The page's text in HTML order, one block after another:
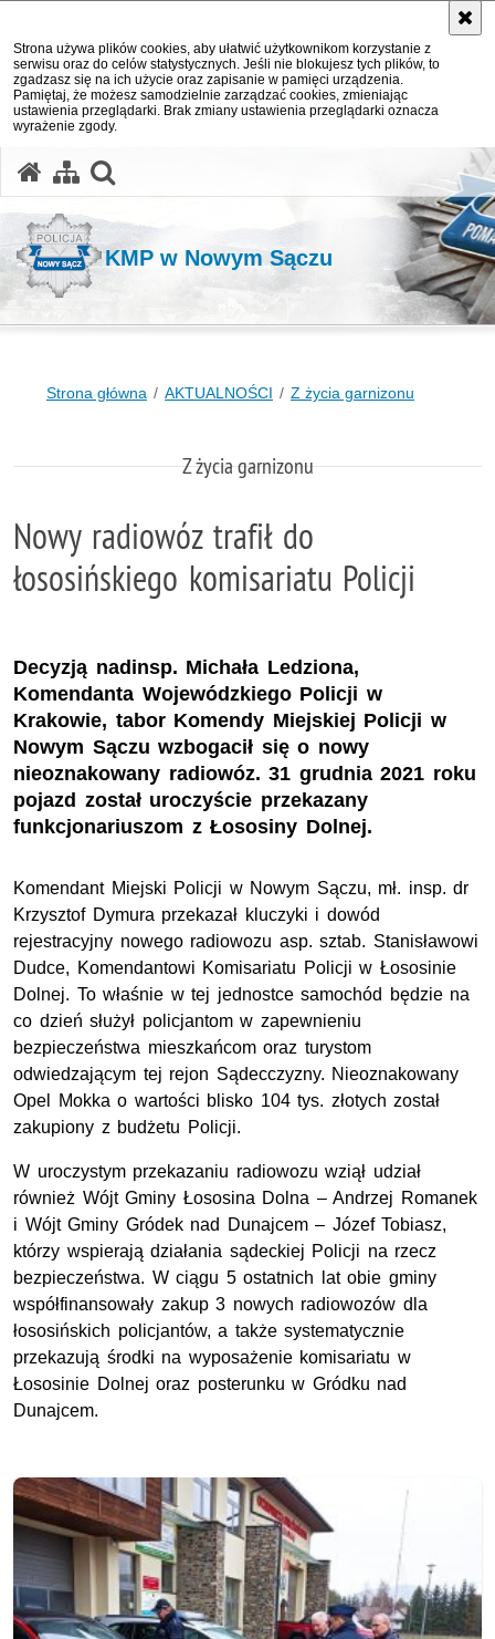
Strona używa plików cookies, aby ułatwić użytkownikom korzystanie z
serwisu oraz do celów statystycznych. Jeśli nie blokujesz tych plików, to
zgadzasz się na ich użycie oraz zapisanie w pamięci urządzenia.
Pamiętaj, że możesz samodzielnie zarządzać cookies, zmieniając
ustawienia przeglądarki. Brak zmiany ustawienia przeglądarki oznacza
wyrażenie zgody.
KMP w Nowym Sączu
Strona główna AKTUALNOŚCI Z życia garnizonu
Z życia garnizonu
Nowy radiowóz trafił do
łososińskiego komisariatu Policji
Decyzją nadinsp. Michała Ledziona,
Komendanta Wojewódzkiego Policji w
Krakowie, tabor Komendy Miejskiej Policji w
Nowym Sączu wzbogacił się o nowy
nieoznakowany radiowóz. 31 grudnia 2021 roku
pojazd został uroczyście przekazany
funkcjonariuszom z Łososiny Dolnej.
Komendant Miejski Policji w Nowym Sączu, mł. insp. dr
Krzysztof Dymura przekazał kluczyki i dowód
rejestracyjny nowego radiowozu asp. sztab. Stanisławowi
Dudce, Komendantowi Komisariatu Policji w Łososinie
Dolnej. To właśnie w tej jednostce samochód będzie na
co dzień służył policjantom w zapewnieniu
bezpieczeństwa mieszkańcom oraz turystom
odwiedzającym tej rejon Sądecczyzny. Nieoznakowany
Opel Mokka o wartości blisko 104 tys. złotych został
zakupiony z budżetu Policji.
W uroczystym przekazaniu radiowozu wziął udział
również Wójt Gminy Łososina Dolna – Andrzej Romanek
i Wójt Gminy Gródek nad Dunajcem – Józef Tobiasz,
którzy wspierają działania sądeckiej Policji na rzecz
bezpieczeństwa. W ciągu 5 ostatnich lat obie gminy
współfinansowały zakup 3 nowych radiowozów dla
łososińskich policjantów, a także systematycznie
przekazują środki na wyposażenie komisariatu w
Łososinie Dolnej oraz posterunku w Gródku nad
Dunajcem.